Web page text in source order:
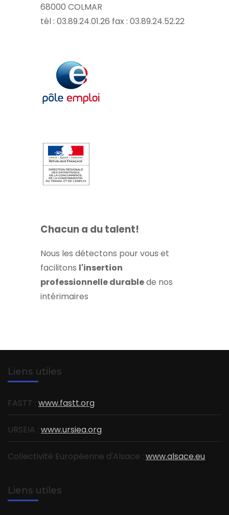
68000 COLMAR
tél : 03.89.24.01.26 fax : 03.89.24.52.22
Chacun a du talent!
Nous les détectons pour vous et
facilitons l'insertion
professionnelle durablede nos
intérimaires
Liens utiles
FASTT : www.fastt.org
URSEIA : www.ursiea.org
Collectivité Européenne d'Alsace : www.alsace.eu
Liens utiles